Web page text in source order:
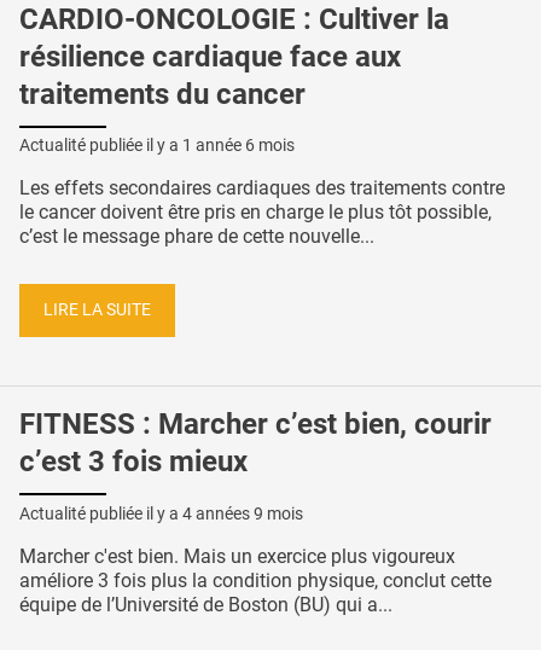
CARDIO-ONCOLOGIE : Cultiver la
résilience cardiaque face aux
traitements du cancer
Actualité publiée il y a 1 année 6 mois
Les effets secondaires cardiaques des traitements contre
le cancer doivent être pris en charge le plus tôt possible,
c’est le message phare de cette nouvelle...
LIRE LA SUITE
FITNESS : Marcher c’est bien, courir
c’est 3 fois mieux
Actualité publiée il y a 4 années 9 mois
Marcher c'est bien. Mais un exercice plus vigoureux
améliore 3 fois plus la condition physique, conclut cette
équipe de l’Université de Boston (BU) qui a...